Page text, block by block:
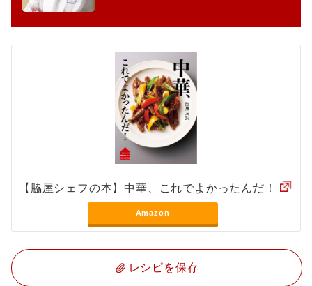
【脇屋シェフの本】中華、これでよかったんだ！
Amazon
レシピを保存